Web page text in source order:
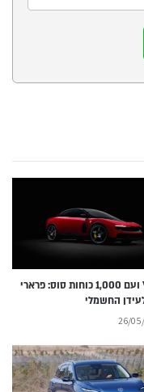
בלי V12 ועם 1,000 כוחות סוס: פרארי
החשמלי
26/